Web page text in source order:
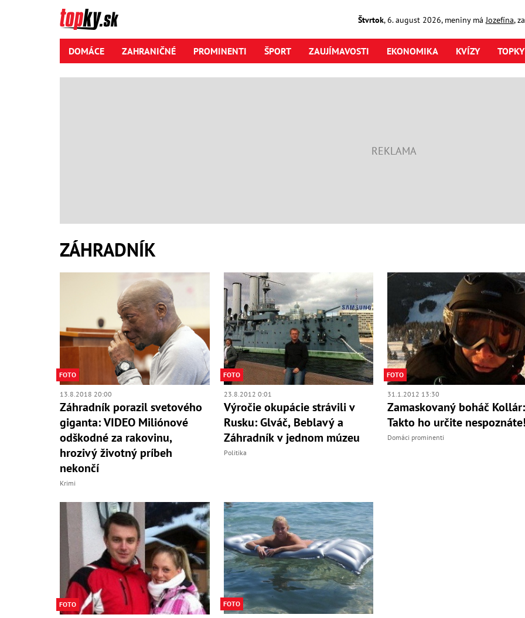
Štvrtok,6. august2026, meniny má Jozefína,
DOMÁCE ZAHRANIČNÉ PROMINENTI ŠPORT ZAUJÍMAVOSTI EKONOMIKA KVÍZY
ZÁHRADNÍK
FOTO
13.8.2018 20:00
Záhradník porazil svetového
giganta: VIDEO Miliónové
odškodné za rakovinu,
hrozivý životný príbeh
nekončí
Krimi
FOTO
23.8.2012 0:01
Výročie okupácie strávili v
Rusku: Glváč, Beblavý a
Záhradník v jednom múzeu
Politika
FOTO
31.1.2012 13:30
Zamaskovaný boháč Kollár:
Takto ho určite
Domáci prominenti
FOTO FOTO